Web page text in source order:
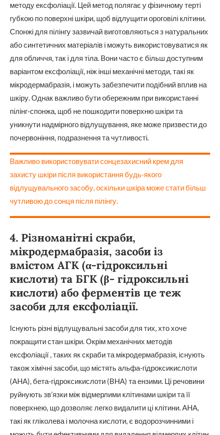
методу ексфоліації. Цей метод полягає у фізичному терті
губкою по поверхні шкіри, щоб відлущити ороговілі клітини.
Спонжі для пілінгу зазвичай виготовляються з натуральних
або синтетичних матеріалів і можуть використовуватися як
для обличчя, так і для тіла. Вони часто є більш доступним
варіантом ексфоліації, ніж інші механічні методи, такі як
мікродермабразія, і можуть забезпечити подібний вплив на
шкіру. Однак важливо бути обережним при використанні
пілінг-спонжа, щоб не пошкодити поверхню шкіри та
уникнути надмірного відлущування, яке може призвести до
почервоніння, подразнення та чутливості.
Важливо використовувати сонцезахисний крем для
захисту шкіри після використання будь-якого
відлущувального засобу, оскільки шкіра може стати більш
чутливою до сонця після пілінгу.
4. Різноманітні скраби,
мікродермабразія, засоби із
вмістом AГК (α-гідроксильні
кислоти) та БГК (β- гідроксильні
кислоти) або ферментів це теж
засоби для ексфоліації.
Існують різні відлущувальні засоби для тих, хто хоче
покращити стан шкіри. Окрім механічних методів
ексфоліації , таких як скраби та мікродермабразія, існують
також хімічні засоби, що містять альфа-гідроксикислоти
(AHA), бета-гідроксикислоти (BHA) та ензими. Ці речовини
руйнують зв’язки між відмерлими клітинами шкіри та її
поверхнею, що дозволяє легко видалити ці клітини. AHA,
такі як гліколева і молочна кислоти, є водорозчинними і